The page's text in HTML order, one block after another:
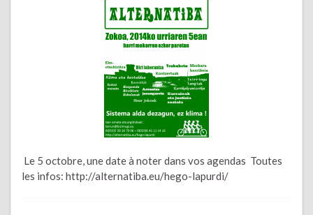
Le 5 octobre, une date à noter dans vos agendas Toutes
les infos: http://alternatiba.eu/hego-lapurdi/